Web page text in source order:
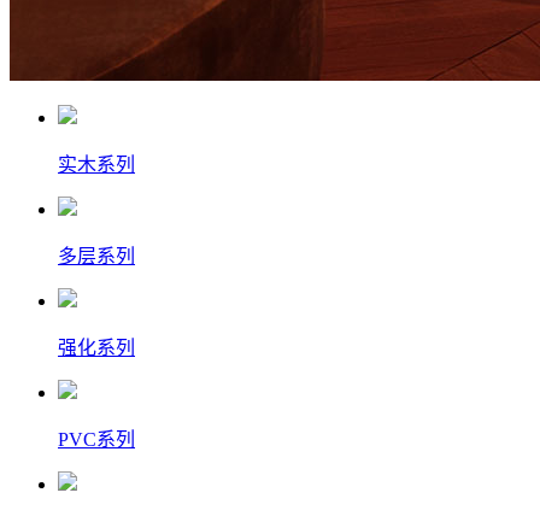
实木系列
多层系列
强化系列
PVC系列